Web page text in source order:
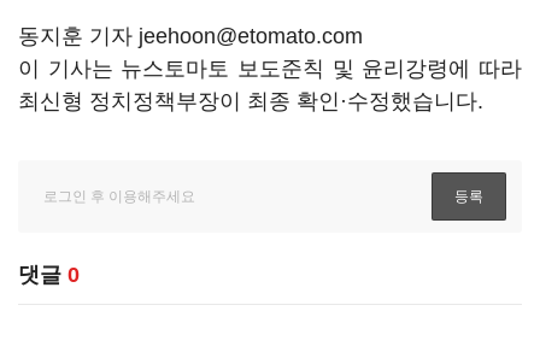
동지훈 기자 jeehoon@etomato.com
이 기사는 뉴스토마토 보도준칙 및 윤리강령에 따라
최신형 정치정책부장이 최종 확인·수정했습니다.
댓글 0